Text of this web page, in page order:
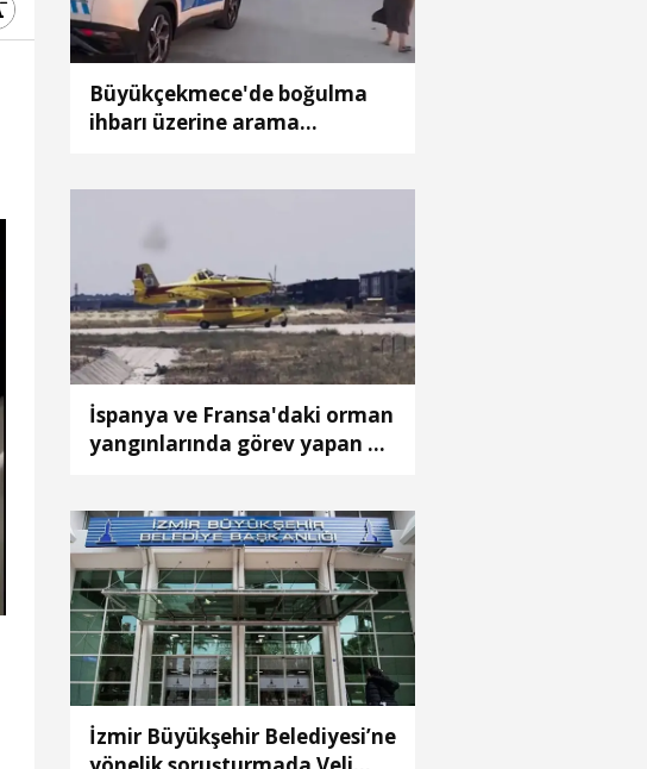
Büyükçekmece'de boğulma
ihbarı üzerine arama
İspanya ve Fransa'daki orman
yangınlarında görev yapan 4
İzmir Büyükşehir Belediyesi’ne